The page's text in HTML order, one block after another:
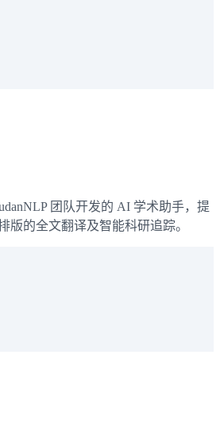
团队开发的 AI 学术助手，提
版的全文翻译及智能科研追踪。